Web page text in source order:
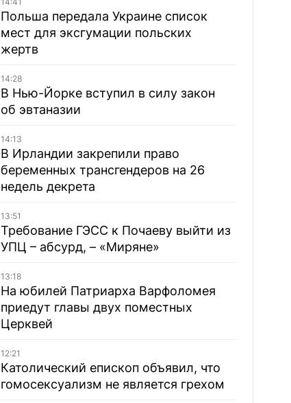
Польша передала Украине список
мест для эксгумации польских
жертв
14:28
В Нью-Йорке вступил в силу закон
об эвтаназии
14:13
В Ирландии закрепили право
беременных трансгендеров на 26
недель декрета
13:51
Требование ГЭСС к Почаеву выйти из
УПЦ – абсурд, – «Миряне»
13:18
На юбилей Патриарха Варфоломея
приедут главы двух поместных
Церквей
12:21
Католический епископ объявил, что
гомосексуализм не является грехом